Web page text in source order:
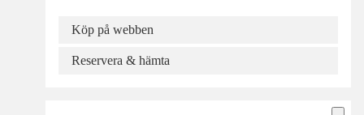
Köp på webben
Reservera & hämta